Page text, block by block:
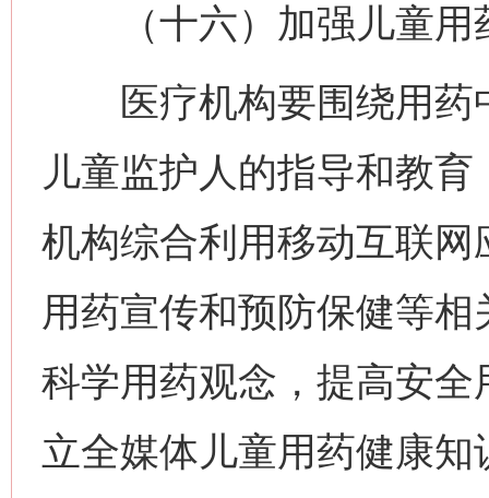
（十六）加强儿童用
医疗机构要围绕用药
儿童监护人的指导和教
机构综合利用移动互联
用药宣传和预防保健等
科学用药观念，提高安
立全媒体儿童用药健康